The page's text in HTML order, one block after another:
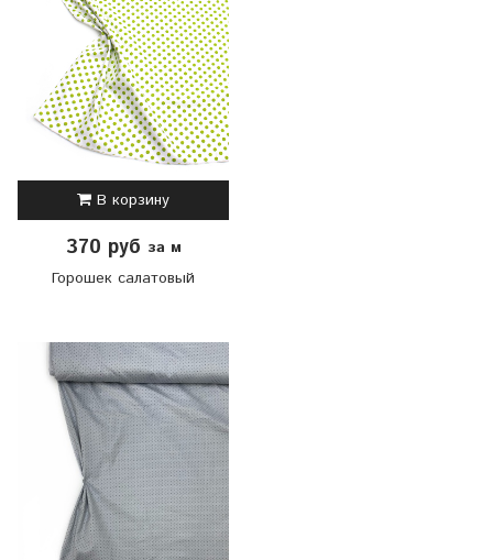
В корзину
370 руб за м
Горошек салатовый